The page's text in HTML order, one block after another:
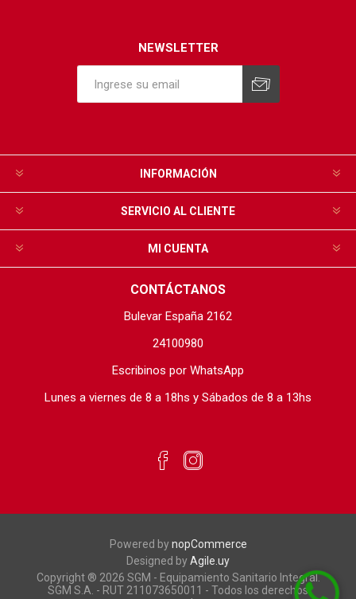
NEWSLETTER
INFORMACIÓN
SERVICIO AL CLIENTE
MI CUENTA
CONTÁCTANOS
Bulevar España 2162
24100980
Escribinos por WhatsApp
Lunes a viernes de 8 a 18hs y Sábados de 8 a 13hs
Powered bynopCommerce
Designed byAgile.uy
Copyright ® 2026 SGM - Equipamiento Sanitario Integral.
SGM S.A. - RUT 211073650011 - Todos los derechos